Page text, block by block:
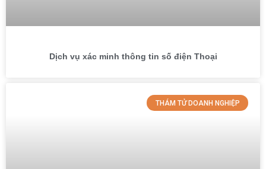
Dịch vụ xác minh thông tin số điện Thoại
THÁM TỬ DOANH NGHIỆP